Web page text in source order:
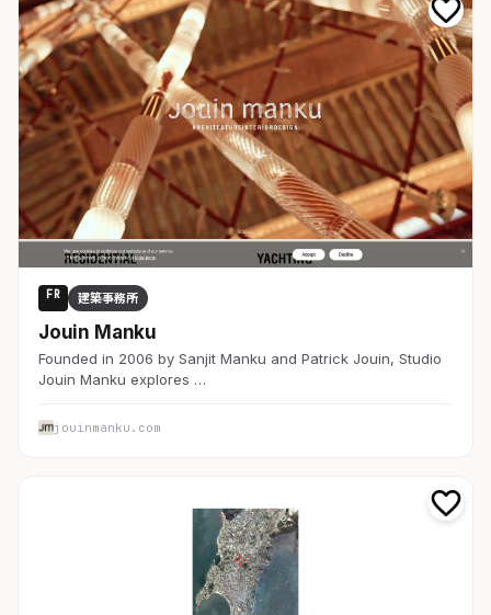
FR 建築事務所
Jouin Manku
Founded in 2006 by Sanjit Manku and Patrick Jouin, Studio
Jouin Manku explores …
jouinmanku.com